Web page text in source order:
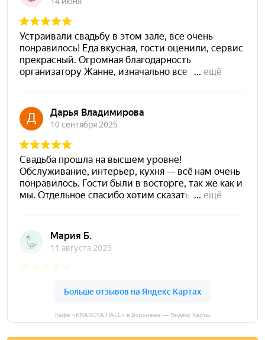
Кафе «KRASOTA.HALL» в Воронеже — Яндекс Карты